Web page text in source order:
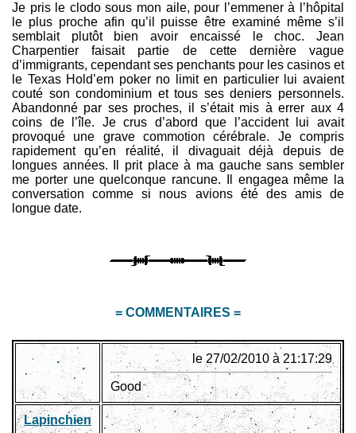
Je pris le clodo sous mon aile, pour l’emmener à l’hôpital
le plus proche afin qu’il puisse être examiné même s’il
semblait plutôt bien avoir encaissé le choc. Jean
Charpentier faisait partie de cette dernière vague
d’immigrants, cependant ses penchants pour les casinos et
le Texas Hold’em poker no limit en particulier lui avaient
couté son condominium et tous ses deniers personnels.
Abandonné par ses proches, il s’était mis à errer aux 4
coins de l’île. Je crus d’abord que l’accident lui avait
provoqué une grave commotion cérébrale. Je compris
rapidement qu’en réalité, il divaguait déjà depuis de
longues années. Il prit place à ma gauche sans sembler
me porter une quelconque rancune. Il engagea même la
conversation comme si nous avions été des amis de
longue date.
= COMMENTAIRES =
. le 27/02/2010 à 21:17:29
Good
Lapinchien